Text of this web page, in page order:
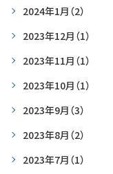
2024年1月 （2）
2023年12月 （1）
2023年11月 （1）
2023年10月 （1）
2023年9月 （3）
2023年8月 （2）
2023年7月 （1）